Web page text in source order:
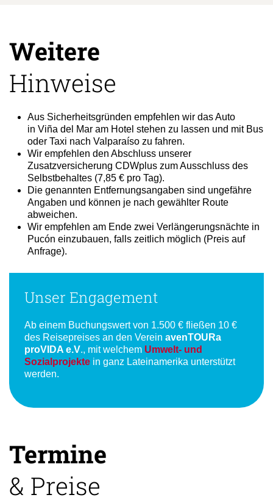
Weitere
Hinweise
Aus Sicherheitsgründen empfehlen wir das Auto
in Viña del Mar am Hotel stehen zu lassen und mit Bus
oder Taxi nach Valparaíso zu fahren.
Wir empfehlen den Abschluss unserer
Zusatzversicherung CDWplus zum Ausschluss des
Selbstbehaltes (7,85 € pro Tag).
Die genannten Entfernungsangaben sind ungefähre
Angaben und können je nach gewählter Route
abweichen.
Wir empfehlen am Ende zwei Verlängerungsnächte in
Pucón einzubauen, falls zeitlich möglich (Preis auf
Anfrage).
Unser Engagement
Ab einem Buchungswert von 1.500 € fließen 10 €
des Reisepreises an den Verein avenTOURa
proVIDA e.V., mit welchem Umwelt- und
Sozialprojekte in ganz Lateinamerika unterstützt
werden.
Termine
& Preise